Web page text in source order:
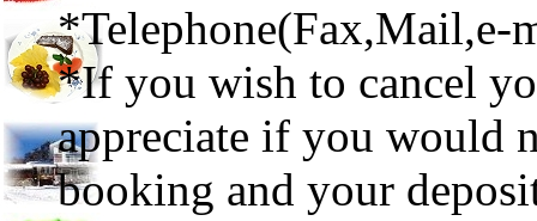
*Telephone(Fax,Mail,e-
*If you wish to cancel
appreciate if you would
booking and your